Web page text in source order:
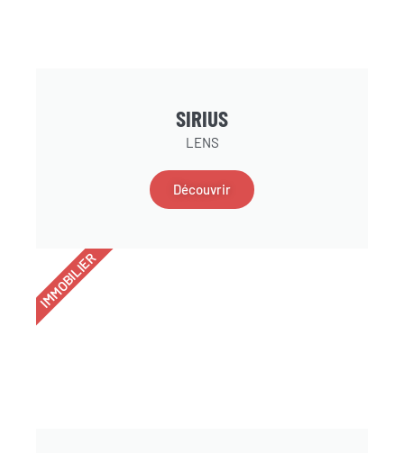
SIRIUS
LENS
Découvrir
IMMOBILIER